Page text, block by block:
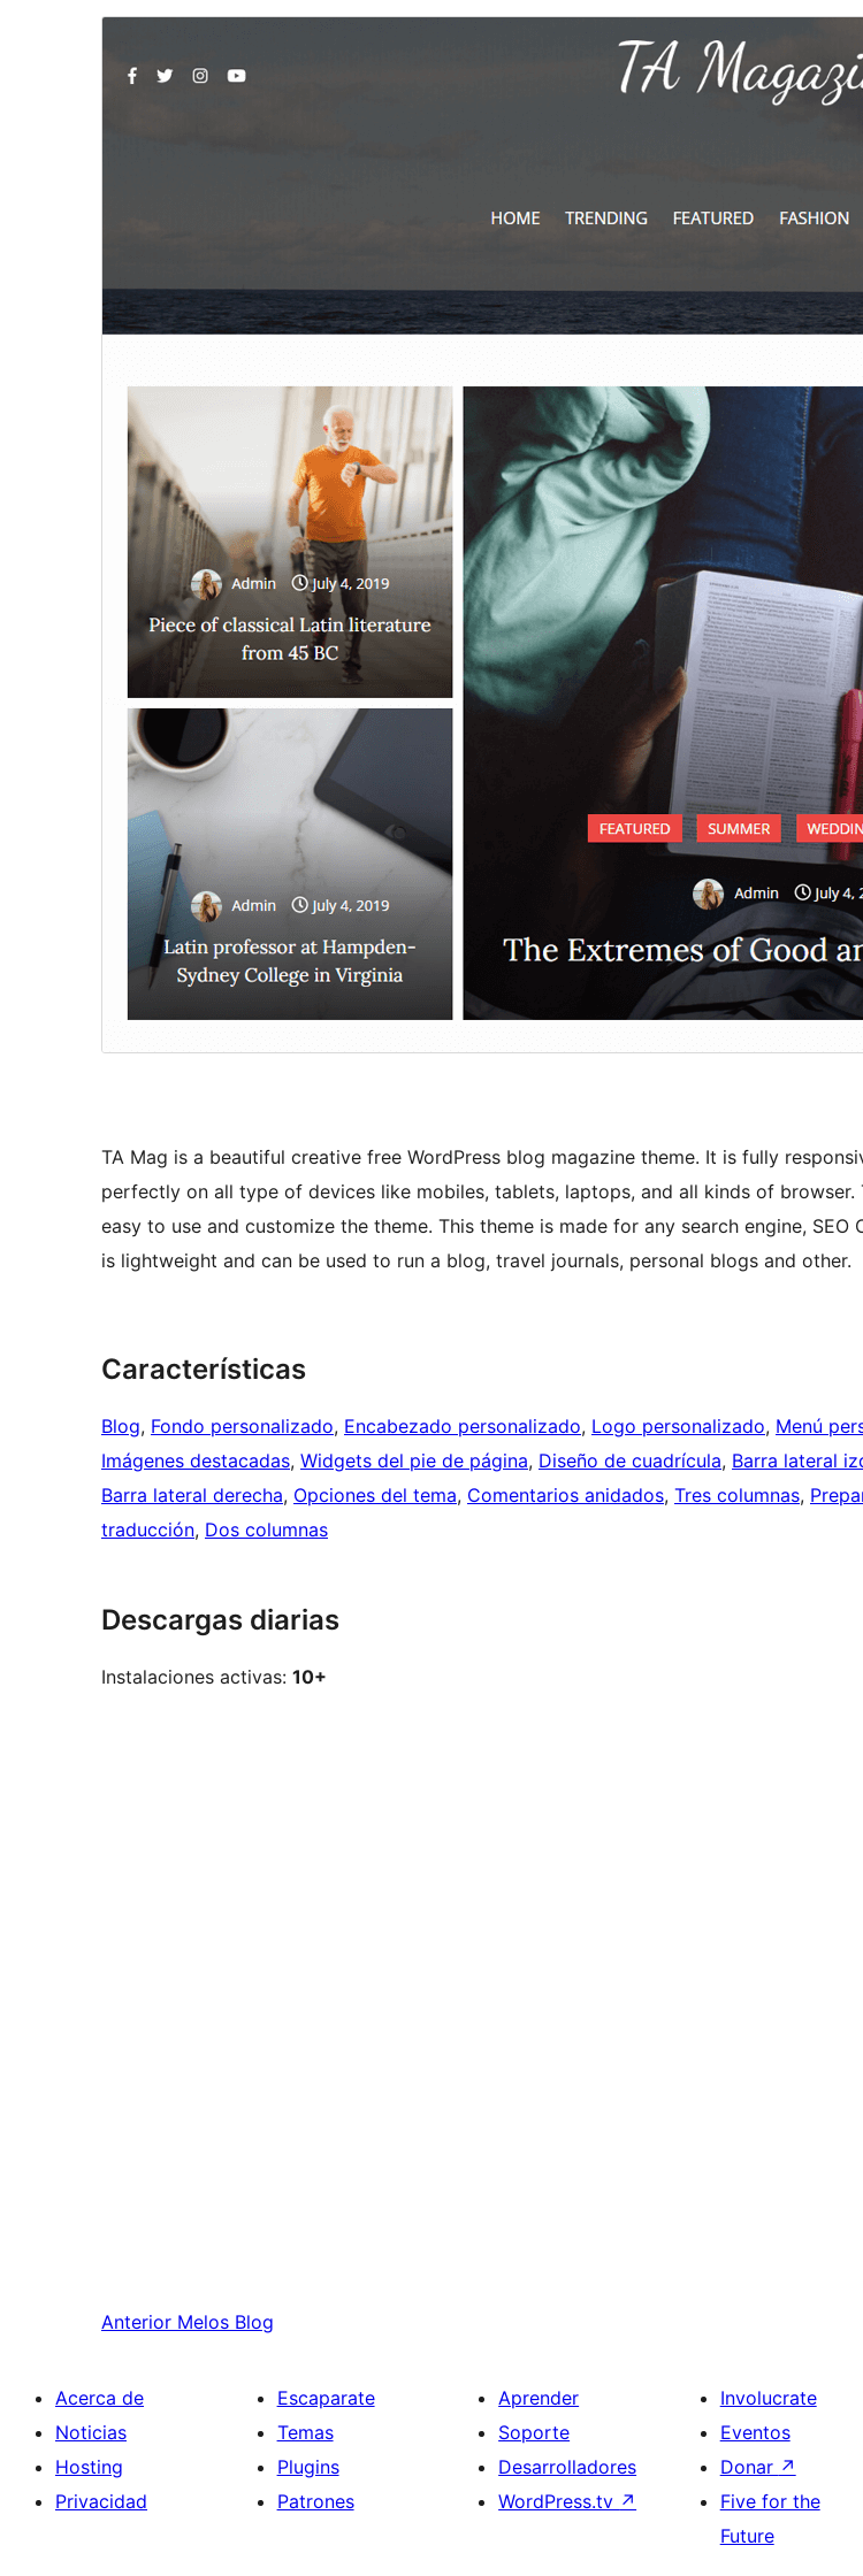
TA Mag is a beautiful creative free WordPress blog magazine theme. It is fully
perfectly on all type of devices like mobiles, tablets, laptops, and all kinds of browser.
easy to use and customize the theme. This theme is made for any search engine, SEO
is lightweight and can be used to run a blog, travel journals, personal blogs and other.
Características
Blog, Fondo personalizado, Encabezado personalizado, Logo personalizado, Menú
Imágenes destacadas, Widgets del pie de página, Diseño de cuadrícula, Barra lateral
Barra lateral derecha, Opciones del tema, Comentarios anidados, Tres columnas,
traducción, Dos columnas
Descargas diarias
Instalaciones activas: 10+
Anterior Melos Blog
Acerca de
Noticias
Hosting
Privacidad
Escaparate
Temas
Plugins
Patrones
Aprender
Soporte
Desarrolladores
WordPress.tv ↗
Involucrate
Eventos
Donar ↗
Five for the
Future